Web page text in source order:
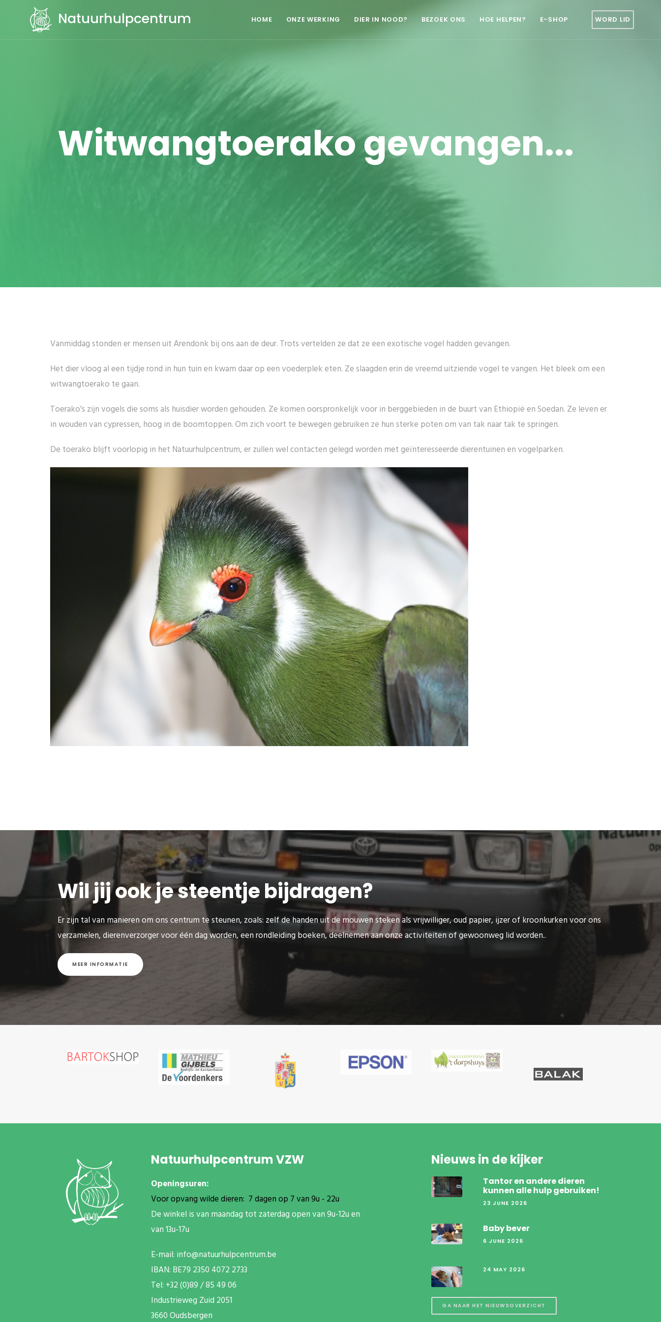
Natuurhulpcentrum HOME ONZE WERKING DIER IN NOOD? BEZOEK ONS HOE HELPEN? E-SHOP WORD LID
Witwangtoerako gevangen...
Vanmiddag stonden er mensen uit Arendonk bij ons aan de deur. Trots vertelden ze dat ze een exotische vogel hadden gevangen.
Het dier vloog al een tijdje rond in hun tuin en kwam daar op een voederplek eten. Ze slaagden erin de vreemd uitziende vogel te vangen. Het bleek om een
witwangtoerako te gaan.
Toerako’s zijn vogels die soms als huisdier worden gehouden. Ze komen oorspronkelijk voor in berggebieden in de buurt van Ethiopië en Soedan. Ze leven er
in wouden van cypressen, hoog in de boomtoppen. Om zich voort te bewegen gebruiken ze hun sterke poten om van tak naar tak te springen.
De toerako blijft voorlopig in het Natuurhulpcentrum, er zullen wel contacten gelegd worden met geïnteresseerde dierentuinen en vogelparken.
Wil jij ook je steentje bijdragen?
Er zijn tal van manieren om ons centrum te steunen, zoals: zelf de handen uit de mouwen steken als vrijwilliger, oud papier, ijzer of kroonkurken voor ons
verzamelen, dierenverzorger voor één dag worden, een rondleiding boeken, deelnemen aan onze activiteiten of gewoonweg lid worden..
MEER INFORMATIE
Natuurhulpcentrum VZW
Openingsuren:
Voor opvang wilde dieren: 7 dagen op 7 van 9u - 22u
De winkel is van maandag tot zaterdag open van 9u-12u en
van 13u-17u
E-mail: info@natuurhulpcentrum.be
IBAN: BE79 2350 4072 2733
Tel: +32 (0)89 / 85 49 06
Industrieweg Zuid 2051
3660 Oudsbergen
Nieuws in de kijker
Tantor en andere dieren
kunnen alle hulp gebruiken!
23 JUNE 2026
Baby bever
6 JUNE 2026
24 MAY 2026
GA NAAR HET NIEUWSOVERZICHT